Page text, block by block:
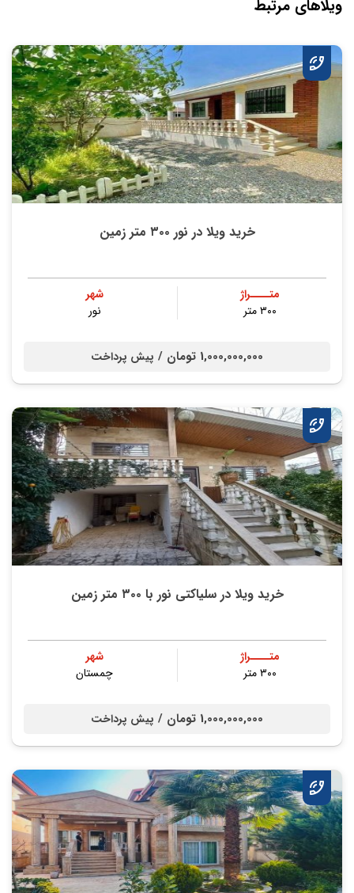
ویلاهای مرتبط
خرید ویلا در نور ۳۰۰ متر زمین
متــــراژ
۳۰۰ متر
شهر
نور
1,000,000,000 تومان / پیش پرداخت
خرید ویلا در سلیاکتی نور با ۳۰۰ متر زمین
متــــراژ
۳۰۰ متر
شهر
چمستان
1,000,000,000 تومان / پیش پرداخت